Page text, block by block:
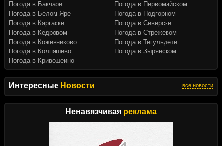
Интересные Новости все новости
Ненавязчивая реклама
Погода в Бакчаре
Погода в Белом Яре
Погода в Каргаске
Погода в Кедровом
Погода в Кожевниково
Погода в Колпашево
Погода в Кривошеино
Погода в Первомайском
Погода в Подгорном
Погода в Северске
Погода в Стрежевом
Погода в Тегульдете
Погода в Зырянском